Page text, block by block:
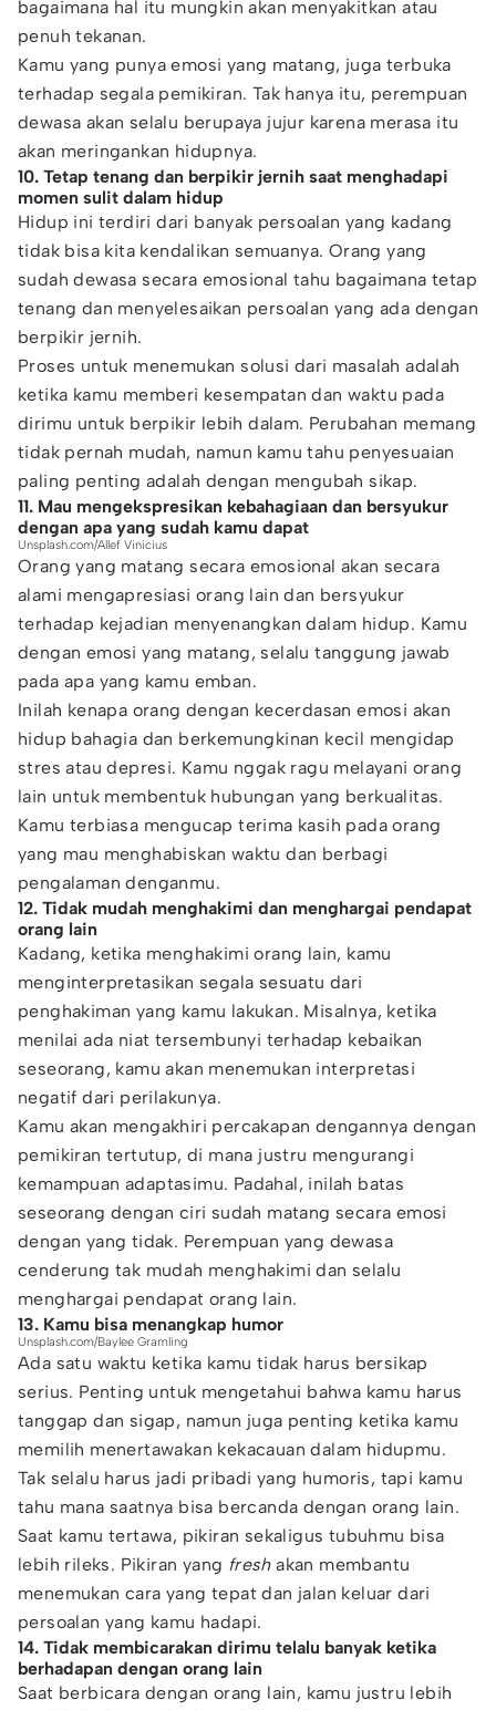
bagaimana hal itu mungkin akan menyakitkan atau
penuh tekanan.
Kamu yang punya emosi yang matang, juga terbuka
terhadap segala pemikiran. Tak hanya itu, perempuan
dewasa akan selalu berupaya jujur karena merasa itu
akan meringankan hidupnya.
10. Tetap tenang dan berpikir jernih saat menghadapi
momen sulit dalam hidup
Hidup ini terdiri dari banyak persoalan yang kadang
tidak bisa kita kendalikan semuanya. Orang yang
sudah dewasa secara emosional tahu bagaimana tetap
tenang dan menyelesaikan persoalan yang ada dengan
berpikir jernih.
Proses untuk menemukan solusi dari masalah adalah
ketika kamu memberi kesempatan dan waktu pada
dirimu untuk berpikir lebih dalam. Perubahan memang
tidak pernah mudah, namun kamu tahu penyesuaian
paling penting adalah dengan mengubah sikap.
11. Mau mengekspresikan kebahagiaan dan bersyukur
dengan apa yang sudah kamu dapat
Unsplash.com/Allef Vinicius
Orang yang matang secara emosional akan secara
alami mengapresiasi orang lain dan bersyukur
terhadap kejadian menyenangkan dalam hidup. Kamu
dengan emosi yang matang, selalu tanggung jawab
pada apa yang kamu emban.
Inilah kenapa orang dengan kecerdasan emosi akan
hidup bahagia dan berkemungkinan kecil mengidap
stres atau depresi. Kamu nggak ragu melayani orang
lain untuk membentuk hubungan yang berkualitas.
Kamu terbiasa mengucap terima kasih pada orang
yang mau menghabiskan waktu dan berbagi
pengalaman denganmu.
12. Tidak mudah menghakimi dan menghargai pendapat
orang lain
Kadang, ketika menghakimi orang lain, kamu
menginterpretasikan segala sesuatu dari
penghakiman yang kamu lakukan. Misalnya, ketika
menilai ada niat tersembunyi terhadap kebaikan
seseorang, kamu akan menemukan interpretasi
negatif dari perilakunya.
Kamu akan mengakhiri percakapan dengannya dengan
pemikiran tertutup, di mana justru mengurangi
kemampuan adaptasimu. Padahal, inilah batas
seseorang dengan ciri sudah matang secara emosi
dengan yang tidak. Perempuan yang dewasa
cenderung tak mudah menghakimi dan selalu
menghargai pendapat orang lain.
13. Kamu bisa menangkap humor
Unsplash.com/Baylee Gramling
Ada satu waktu ketika kamu tidak harus bersikap
serius. Penting untuk mengetahui bahwa kamu harus
tanggap dan sigap, namun juga penting ketika kamu
memilih menertawakan kekacauan dalam hidupmu.
Tak selalu harus jadi pribadi yang humoris, tapi kamu
tahu mana saatnya bisa bercanda dengan orang lain.
Saat kamu tertawa, pikiran sekaligus tubuhmu bisa
lebih rileks. Pikiran yang freshakan membantu
menemukan cara yang tepat dan jalan keluar dari
persoalan yang kamu hadapi.
14. Tidak membicarakan dirimu telalu banyak ketika
berhadapan dengan orang lain
Saat berbicara dengan orang lain, kamu justru lebih